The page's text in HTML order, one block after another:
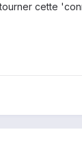
cette